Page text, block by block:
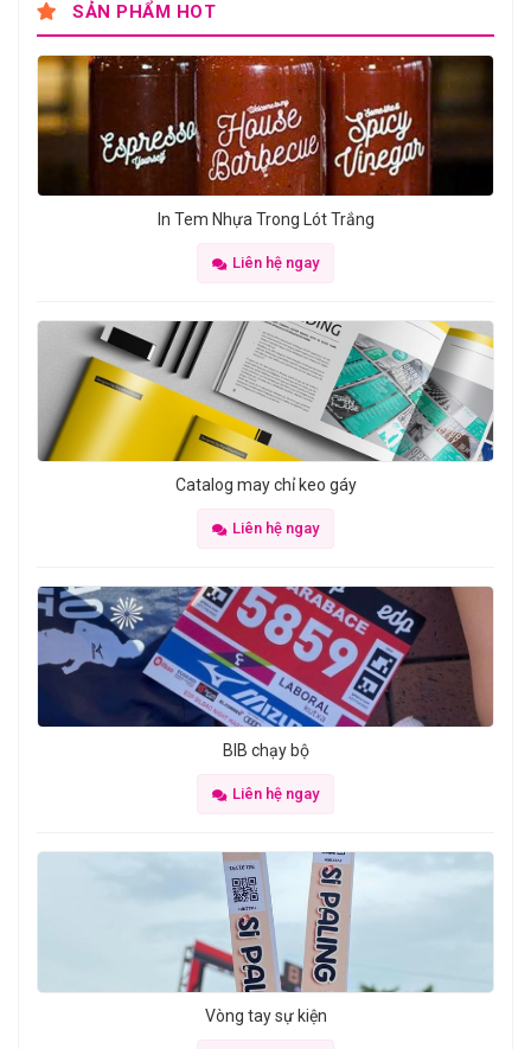
SẢN PHẨM HOT
In Tem Nhựa Trong Lót Trắng
Liên hệ ngay
Catalog may chỉ keo gáy
Liên hệ ngay
BIB chạy bộ
Liên hệ ngay
Vòng tay sự kiện